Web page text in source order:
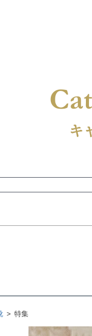
140 150
特集